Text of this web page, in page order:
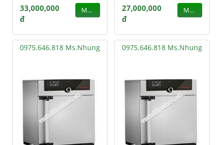
33,000,000
đ
MUA
27,000,000
đ
MUA
0975.646.818 Ms.Nhung 0975.646.818 Ms.Nhung